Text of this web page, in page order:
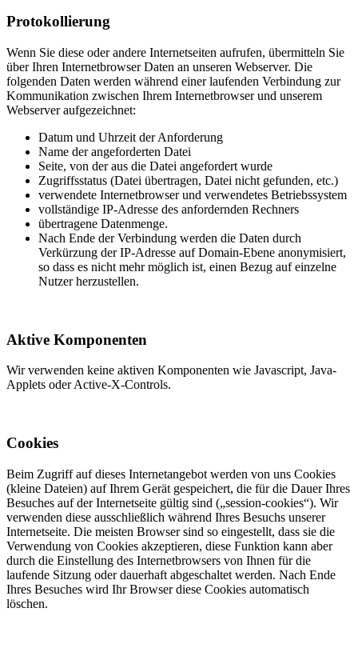
Protokollierung
Wenn Sie diese oder andere Internetseiten aufrufen, übermitteln Sie
über Ihren Internetbrowser Daten an unseren Webserver. Die
folgenden Daten werden während einer laufenden Verbindung zur
Kommunikation zwischen Ihrem Internetbrowser und unserem
Webserver aufgezeichnet:
Datum und Uhrzeit der Anforderung
Name der angeforderten Datei
Seite, von der aus die Datei angefordert wurde
Zugriffsstatus (Datei übertragen, Datei nicht gefunden, etc.)
verwendete Internetbrowser und verwendetes Betriebssystem
vollständige IP-Adresse des anfordernden Rechners
übertragene Datenmenge.
Nach Ende der Verbindung werden die Daten durch
Verkürzung der IP-Adresse auf Domain-Ebene anonymisiert,
so dass es nicht mehr möglich ist, einen Bezug auf einzelne
Nutzer herzustellen.
Aktive Komponenten
Wir verwenden keine aktiven Komponenten wie Javascript, Java-
Applets oder Active-X-Controls.
Cookies
Beim Zugriff auf dieses Internetangebot werden von uns Cookies
(kleine Dateien) auf Ihrem Gerät gespeichert, die für die Dauer Ihres
Besuches auf der Internetseite gültig sind („session-cookies“). Wir
verwenden diese ausschließlich während Ihres Besuchs unserer
Internetseite. Die meisten Browser sind so eingestellt, dass sie die
Verwendung von Cookies akzeptieren, diese Funktion kann aber
durch die Einstellung des Internetbrowsers von Ihnen für die
laufende Sitzung oder dauerhaft abgeschaltet werden. Nach Ende
Ihres Besuches wird Ihr Browser diese Cookies automatisch
löschen.